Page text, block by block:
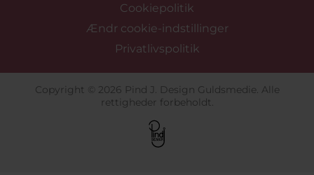
Cookiepolitik
Ændr cookie-indstillinger
Privatlivspolitik
Copyright © 2026 Pind J. Design Guldsmedie. Alle
rettigheder forbeholdt.